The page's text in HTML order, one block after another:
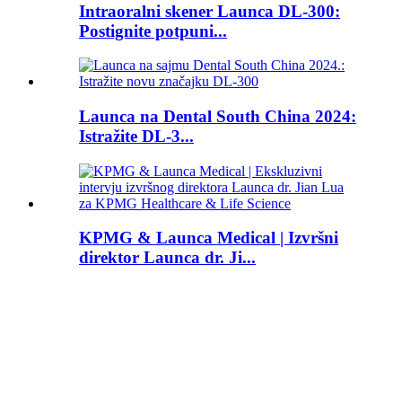
Intraoralni skener Launca DL-300:
Postignite potpuni...
Launca na Dental South China 2024:
Istražite DL-3...
KPMG & Launca Medical | Izvršni
direktor Launca dr. Ji...